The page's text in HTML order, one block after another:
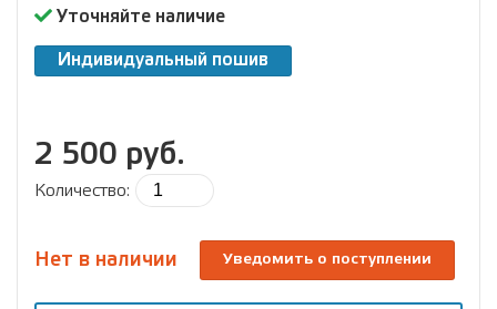
Уточняйте наличие
Индивидуальный пошив
2 500 руб.
Количество:
Нет в наличии Уведомить о поступлении